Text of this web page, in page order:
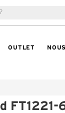
OUTLET
FT1221-